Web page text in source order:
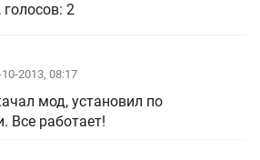
голосов: 2
10-2013, 08:17
мод, установил по
Все работает!